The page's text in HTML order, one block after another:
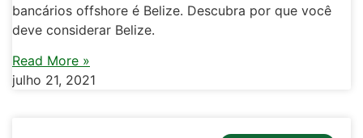
bancários offshore é Belize. Descubra por que você
deve considerar Belize.
Read More »
julho 21, 2021